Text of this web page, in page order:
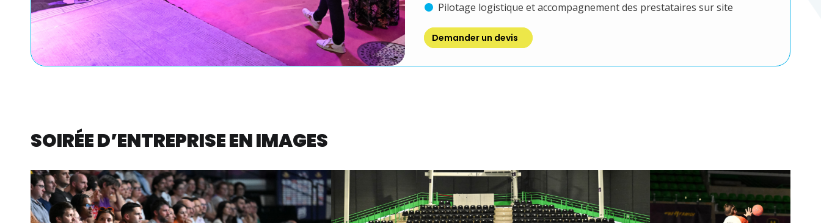
Pilotage logistique et accompagnement des prestataires sur site
Demander un devis
SOIRÉE D’ENTREPRISE EN IMAGES